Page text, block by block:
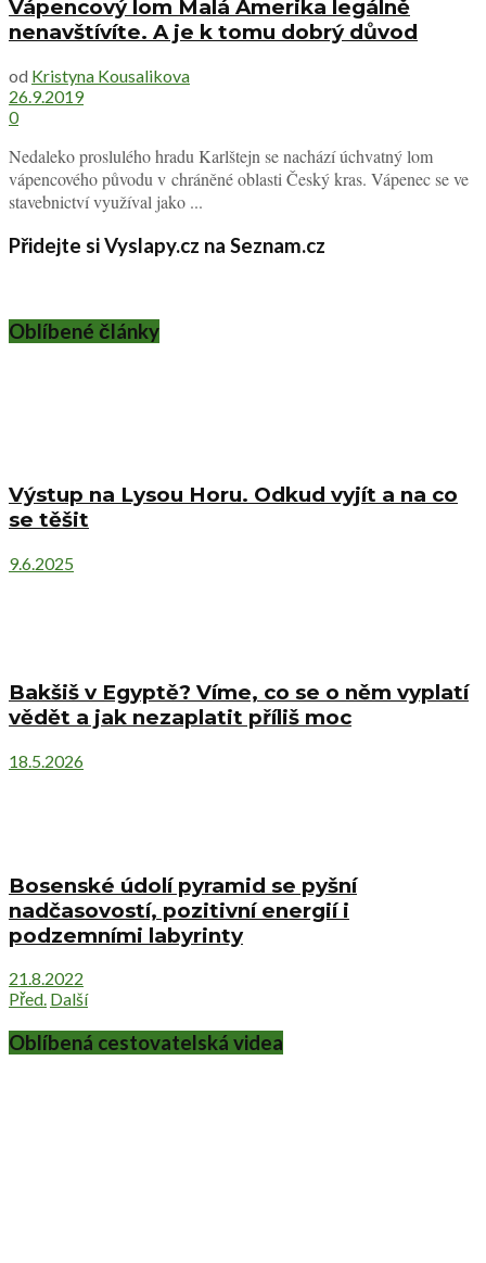
Vápencový lom Malá Amerika legálně
nenavštívíte. A je k tomu dobrý důvod
od Kristyna Kousalikova
26.9.2019
0
Nedaleko proslulého hradu Karlštejn se nachází úchvatný lom
vápencového původu v chráněné oblasti Český kras. Vápenec se ve
stavebnictví využíval jako ...
Přidejte si Vyslapy.cz na Seznam.cz
Oblíbené články
Výstup na Lysou Horu. Odkud vyjít a na co
se těšit
9.6.2025
Bakšiš v Egyptě? Víme, co se o něm vyplatí
vědět a jak nezaplatit příliš moc
18.5.2026
Bosenské údolí pyramid se pyšní
nadčasovostí, pozitivní energií i
podzemními labyrinty
21.8.2022
Před. Další
Oblíbená cestovatelská videa